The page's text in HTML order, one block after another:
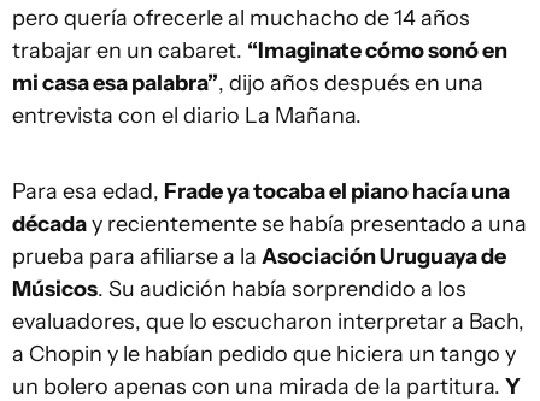
pero quería ofrecerle al muchacho de 14 años
trabajar en un cabaret. “Imaginate cómo sonó en
mi casa esa palabra”, dijo años después en una
entrevista con el diario La Mañana.
Para esa edad, Frade ya tocaba el piano hacía una
décaday recientemente se había presentado a una
prueba para afiliarse a la Asociación Uruguaya de
Músicos. Su audición había sorprendido a los
evaluadores, que lo escucharon interpretar a Bach,
a Chopin y le habían pedido que hiciera un tango y
un bolero apenas con una mirada de la partitura. Y